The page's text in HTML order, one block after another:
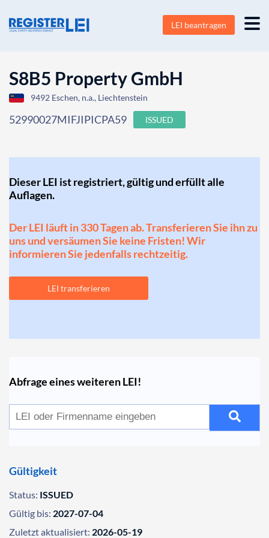
LEI beantragen
S8B5 Property GmbH
9492 Eschen, n.a., Liechtenstein
52990027MIFJIPICPA59 ISSUED
Dieser LEI ist registriert, gültig und erfüllt alle
Auflagen.
Der LEI läuft in 330 Tagen ab. Transferieren Sie ihn zu
uns und versäumen Sie keine Fristen! Wir
informieren Sie jedenfalls rechtzeitig.
LEI transferieren
Abfrage eines weiteren LEI!
Gültigkeit
Status: ISSUED
Gültig bis: 2027-07-04
Zuletzt aktualisiert: 2026-05-19